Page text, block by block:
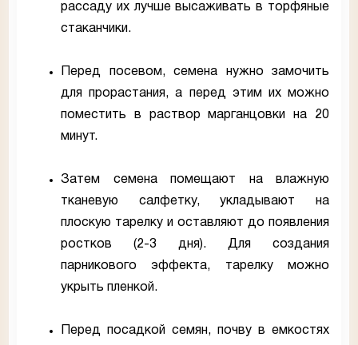
рассаду их лучше высаживать в торфяные
стаканчики.
Перед посевом, семена нужно замочить
для прорастания, а перед этим их можно
поместить в раствор марганцовки на 20
минут.
Затем семена помещают на влажную
тканевую салфетку, укладывают на
плоскую тарелку и оставляют до появления
ростков (2-3 дня). Для создания
парникового эффекта, тарелку можно
укрыть пленкой.
Перед посадкой семян, почву в емкостях